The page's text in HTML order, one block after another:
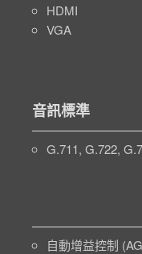
HDMI
VGA
音訊標準
G.711, G.722,
自動增益控制